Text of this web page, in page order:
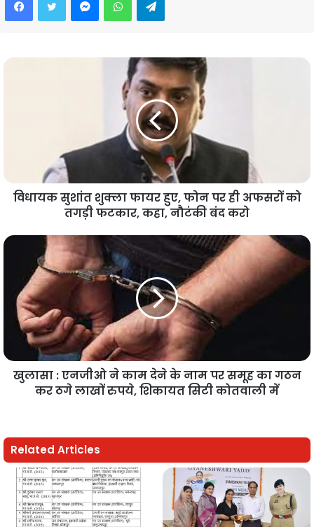
विधायक सुशांत शुक्ला फायर हुए, फोन पर ही अफसरों को
तगड़ी फटकार, कहा, नौटंकी बंद करो
खुलासा : एनजीओ ने काम देने के नाम पर समूह का गठन
कर ठगे लाखों रुपये, शिकायत सिटी कोतवाली में
Related Articles